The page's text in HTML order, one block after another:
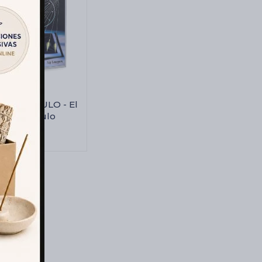
PENDULO - El
Pendulo
$ 1.341